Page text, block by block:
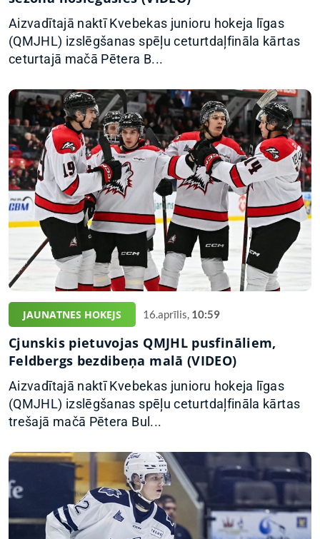
Aizvadītajā naktī Kvebekas junioru hokeja līgas
(QMJHL) izslēgšanas spēļu ceturtdaļfināla kārtas
ceturtajā mačā Pētera B...
JAUNATNES HOKEJS 16.aprīlis, 10:59
Cjunskis pietuvojas QMJHL pusfināliem,
Feldbergs bezdibeņa malā (VIDEO)
Aizvadītajā naktī Kvebekas junioru hokeja līgas
(QMJHL) izslēgšanas spēļu ceturtdaļfināla kārtas
trešajā mačā Pētera Bul...